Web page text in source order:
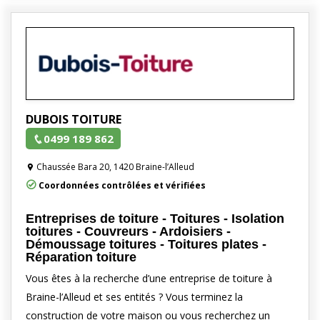
DUBOIS TOITURE
0499 189 862
Chaussée Bara 20, 1420 Braine-l’Alleud
Coordonnées contrôlées et vérifiées
Entreprises de toiture - Toitures - Isolation
toitures - Couvreurs - Ardoisiers -
Démoussage toitures - Toitures plates -
Réparation toiture
Vous êtes à la recherche d’une entreprise de toiture à
Braine-l’Alleud et ses entités ? Vous terminez la
construction de votre maison ou vous recherchez un